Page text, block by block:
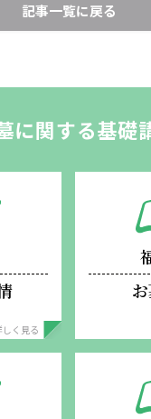
記事一覧に戻る
に関する基礎
しく見る